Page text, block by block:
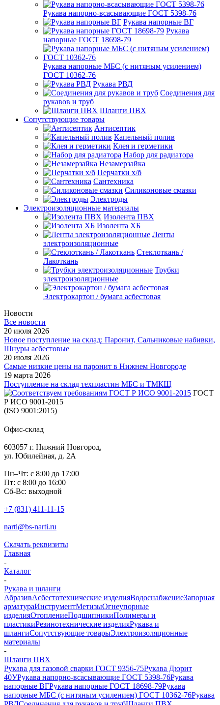
Рукава напорно-всасывающие ГОСТ 5398-76
Рукава напорные ВГ
Рукава
напорные ГОСТ 18698-79
Рукава напорные МБС (с нитяным усилением)
ГОСТ 10362-76
Рукава РВД
Соединения для
рукавов и труб
Шланги ПВХ
Сопутствующие товары
Антисептик
Капельный полив
Клея и герметики
Набор для радиатора
Незамерзайка
Перчатки х/б
Сантехника
Силиконовые смазки
Электроды
Электроизоляционные материалы
Изолента ПВХ
Изолента ХБ
Ленты
электроизоляционные
Стеклоткань /
Лакоткань
Трубки
электроизоляционные
Электрокартон / бумага асбестовая
Новости
Все новости
20 июля 2026
Новое поступление на склад: Паронит, Сальниковые набивки,
Шнуры асбестовые
20 июля 2026
Самые низкие цены на паронит в Нижнем Новгороде
19 марта 2026
Поступление на склад техпластин МБС и ТМКЩ
ГОСТ
Р ИСО 9001-2015
(ISO 9001:2015)
Офис-склад
603057 г. Нижний Новгород,
ул. Юбилейная, д. 2А
Пн–Чт: с 8:00 до 17:00
Пт: с 8:00 до 16:00
Сб-Вс: выходной
+7 (831) 411-11-15
narti@bs-narti.ru
Скачать реквизиты
Главная
-
Каталог
-
Рукава и шланги
АбразивАсбестотехнические изделияВодоснабжениеЗапорная
арматураИнструментМетизыОгнеупорные
изделияОтоплениеПодшипникиПолимеры и
пластикиРезинотехнические изделияРукава и
шлангиСопутствующие товарыЭлектроизоляционные
материалы
-
Шланги ПВХ
Рукава для газовой сварки ГОСТ 9356-75Рукава Дюрит
40УРукава напорно-всасывающие ГОСТ 5398-76Рукава
напорные ВГРукава напорные ГОСТ 18698-79Рукава
напорные МБС (с нитяным усилением) ГОСТ 10362-76Рукава